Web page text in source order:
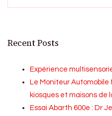
Recent Posts
Expérience
Le Moniteur
kiosques et maisons de
Essai Abarth 600e : Dr